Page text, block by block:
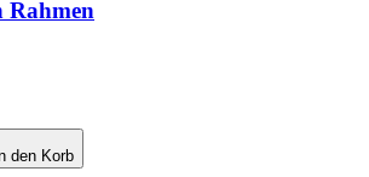
Rahmen
den Korb